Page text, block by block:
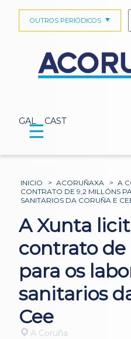
GAL CAST
OUTROS PERIÓDICOS
☰
INICIO > ACORUÑAXA > A
CONTRATO DE 9,2 MILLÓNS
SANITARIOS DA CORUÑA E
A Xunta
contrato de
para os
sanitarios
Cee
A Coruña